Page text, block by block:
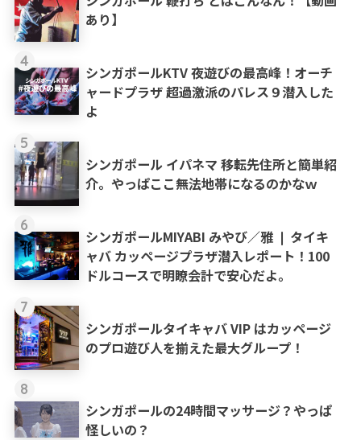
あり】
4
シンガポールKTV 夜遊びの最高峰！オーチ
ャードプラザ 超過激派のパレス９潜入した
よ
5
シンガポール イパネマ 移転先住所と簡単紹
介。やっぱここ無法地帯になるのかなｗ
6
シンガポールMIYABI みやび／雅 ❘ タイキ
ャバ カッページプラザ潜入レポート！100
ドルコースで明瞭会計で安心だよ。
7
シンガポールタイキャバ VIP はカッページ
のプロ遊び人を揃えた最大グループ！
8
シンガポールの24時間マッサージ？やっぱ
怪しいの？